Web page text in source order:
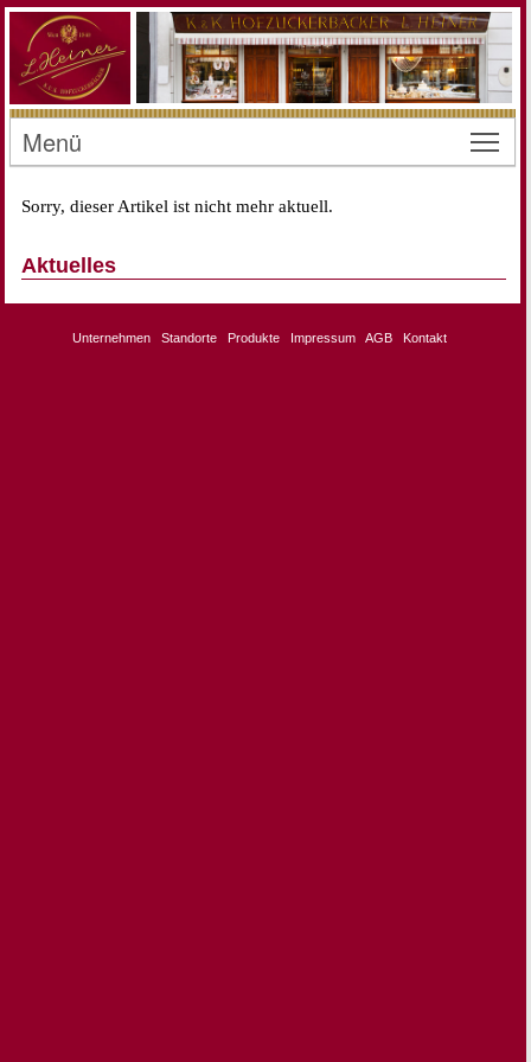
Menü
Sorry, dieser Artikel ist nicht mehr aktuell.
Aktuelles
Unternehmen Standorte Produkte Impressum AGB Kontakt